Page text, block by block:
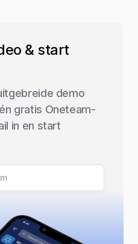
& start
demo
gratis Oneteam-
in en start